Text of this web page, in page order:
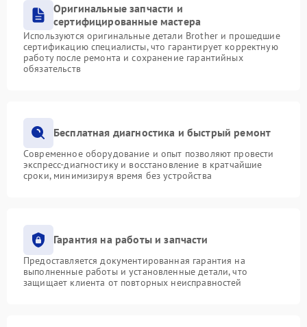
Оригинальные запчасти и
сертифицированные мастера
Используются оригинальные детали Brother и прошедшие
сертификацию специалисты, что гарантирует корректную
работу после ремонта и сохранение гарантийных
обязательств
Бесплатная диагностика и быстрый ремонт
Современное оборудование и опыт позволяют провести
экспресс-диагностику и восстановление в кратчайшие
сроки, минимизируя время без устройства
Гарантия на работы и запчасти
Предоставляется документированная гарантия на
выполненные работы и установленные детали, что
защищает клиента от повторных неисправностей